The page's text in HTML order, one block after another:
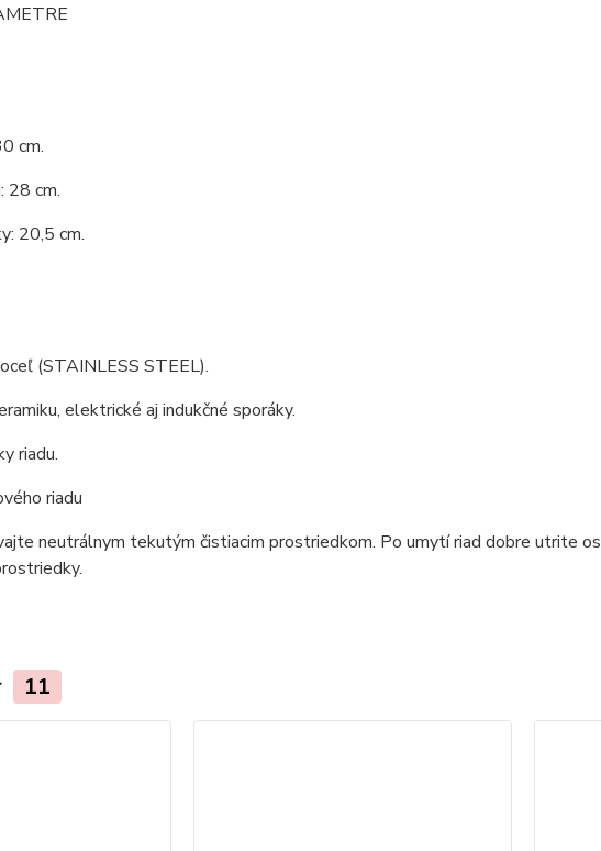
cm.
28 cm.
20,5 cm.
(STAINLESS STEEL).
elektrické aj indukčné sporáky.
riadu.
riadu
neutrálnym tekutým čistiacim prostriedkom. Po umytí riad dobre utrite
11